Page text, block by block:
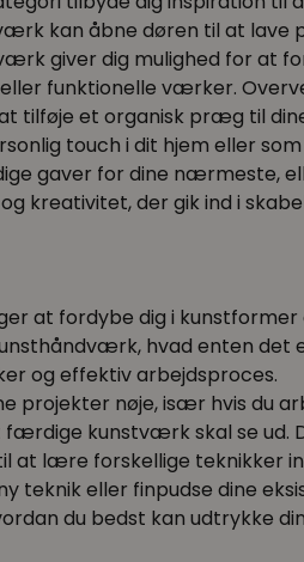
kan åbne døren til at
giver dig mulighed for at
funktionelle værker.
tilføje et organisk præg til
touch i dit hjem eller
gaver for dine nærmeste,
kreativitet, der gik ind i
at fordybe dig i
hvad enten det
og effektiv arbejdsproces.
projekter nøje, især hvis du
færdige kunstværk skal se ud.
at lære forskellige teknikker
teknik eller finpudse dine
du bedst kan udtrykke